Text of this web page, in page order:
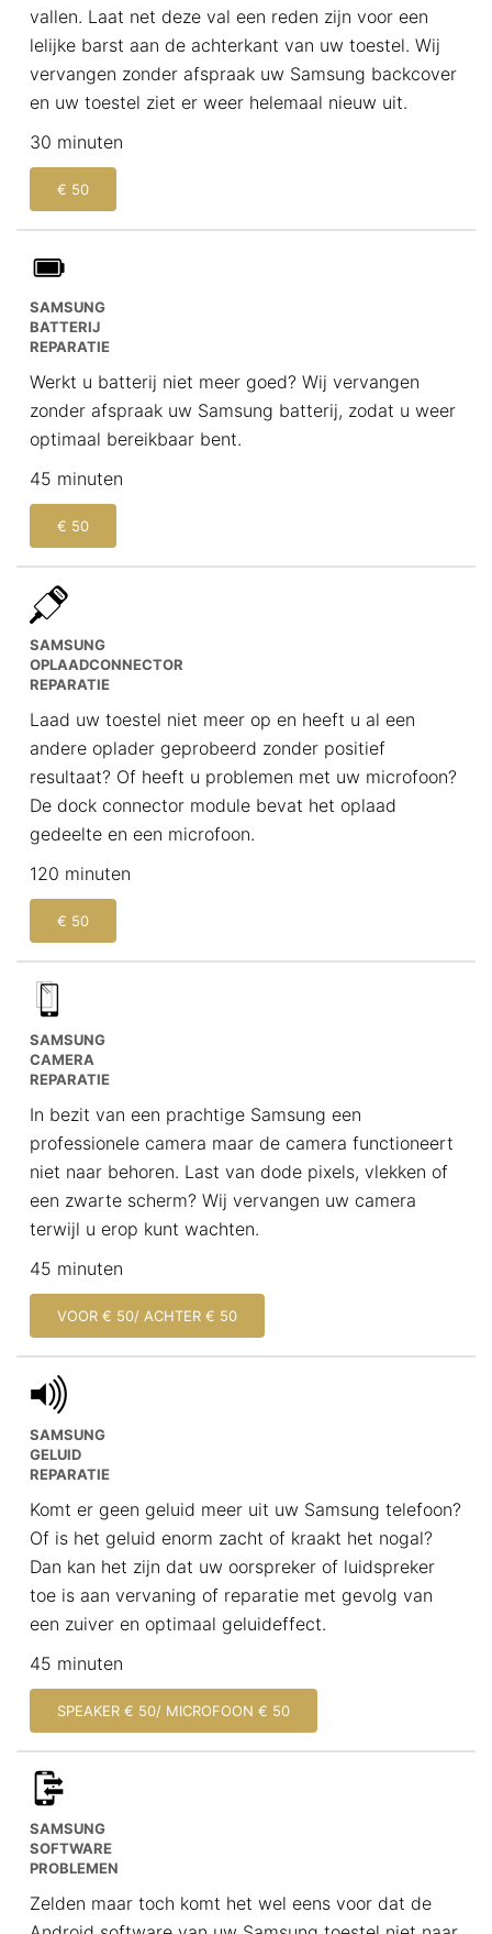
vallen. Laat net deze val een reden zijn voor een
lelijke barst aan de achterkant van uw toestel. Wij
vervangen zonder afspraak uw Samsung backcover
en uw toestel ziet er weer helemaal nieuw uit.
30 minuten
€ 50
SAMSUNG
BATTERIJ
REPARATIE
Werkt u batterij niet meer goed? Wij vervangen
zonder afspraak uw Samsung batterij, zodat u weer
optimaal bereikbaar bent.
45 minuten
€ 50
SAMSUNG
OPLAADCONNECTOR
REPARATIE
Laad uw toestel niet meer op en heeft u al een
andere oplader geprobeerd zonder positief
resultaat? Of heeft u problemen met uw microfoon?
De dock connector module bevat het oplaad
gedeelte en een microfoon.
120 minuten
€ 50
SAMSUNG
CAMERA
REPARATIE
In bezit van een prachtige Samsung een
professionele camera maar de camera functioneert
niet naar behoren. Last van dode pixels, vlekken of
een zwarte scherm? Wij vervangen uw camera
terwijl u erop kunt wachten.
45 minuten
VOOR € 50/ ACHTER € 50
SAMSUNG
GELUID
REPARATIE
Komt er geen geluid meer uit uw Samsung telefoon?
Of is het geluid enorm zacht of kraakt het nogal?
Dan kan het zijn dat uw oorspreker of luidspreker
toe is aan vervaning of reparatie met gevolg van
een zuiver en optimaal geluideffect.
45 minuten
SPEAKER € 50/ MICROFOON € 50
SAMSUNG
SOFTWARE
PROBLEMEN
Zelden maar toch komt het wel eens voor dat de